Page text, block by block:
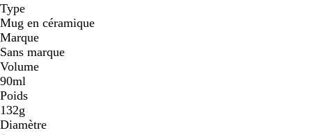
Type
Mug en céramique
Marque
Sans marque
Volume
90ml
Poids
132g
Diamètre